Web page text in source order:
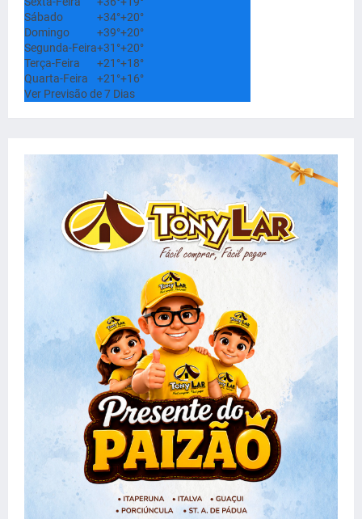
Sábado
+34°+20°
Domingo
+39°+20°
Segunda-Feira+31°+20°
Terça-Feira
+21°+18°
Quarta-Feira
+21°+16°
Ver Previsão de 7 Dias